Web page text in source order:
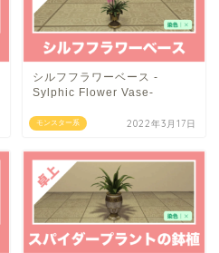
モンスター系
シルフフラワーベース -
Sylphic Flower Vase-
2022年3月17日